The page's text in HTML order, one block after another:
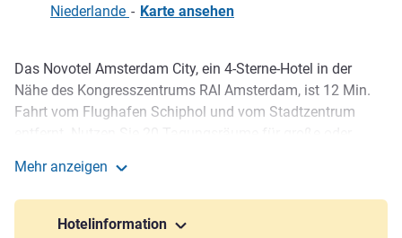
Niederlande - Karte ansehen
Beschreibung
Das Novotel Amsterdam City, ein 4-Sterne-Hotel in der
Nähe des Kongresszentrums RAI Amsterdam, ist 12 Min.
Fahrt vom Flughafen Schiphol und vom Stadtzentrum
und schlafen Sie ruhig in modernen Zimmern mit
Nespresso-Kaffee und HDTV. Mit Saunen, Fitnessstudio
und eleganter Bar sind wir die Wahl für Geschäfts- und
Mehr anzeigen
Hotelinformation